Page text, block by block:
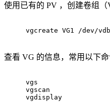
使用已有的 PV ，创建卷组（
vgcreate VG1 /dev/
查看 VG 的信息，常用以下
vgs
vgscan
vgdisplay